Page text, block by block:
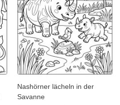
Nashörner lächeln in der
Savanne